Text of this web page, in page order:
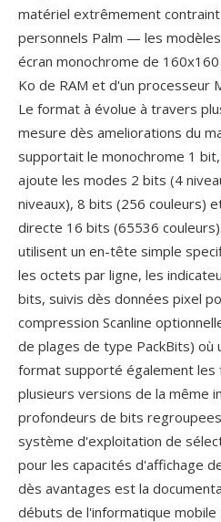
matériel extrêmement
personnels Palm — les
écran monochrome de
Ko de RAM et d'un processeur
Le format à évolue à travers
mesure dès ameliorations du
supportait le monochrome 1
ajoute les modes 2 bits (4
niveaux), 8 bits (256 couleurs)
directe 16 bits (65536
utilisent un en-tête simple
les octets par ligne, les
bits, suivis dès données pixel
compression Scanline
de plages de type PackBits) où
format supporté également
plusieurs versions de la même
profondeurs de bits
système d'exploitation de
pour les capacités d'affichage
dès avantages est la
débuts de l'informatique mobile